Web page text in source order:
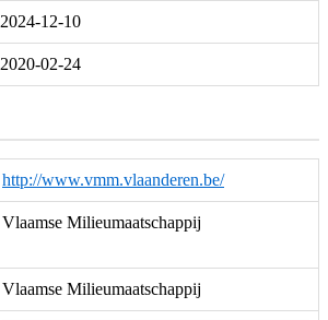
2024-12-10
2020-02-24
http://www.vmm.vlaanderen.be/
Vlaamse Milieumaatschappij
Vlaamse Milieumaatschappij